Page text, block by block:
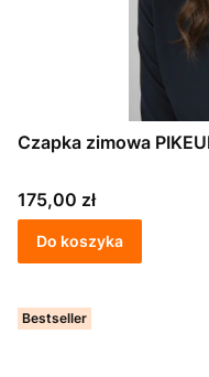
Czapka zimowa
Cena
175,00 zł
Do koszyka
Bestseller